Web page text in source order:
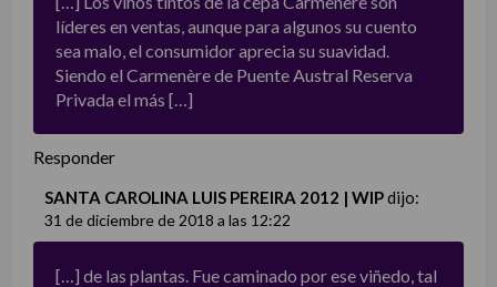
líderes en ventas, aunque para algunos su cuento
sea malo, el consumidor aprecia su suavidad.
Siendo el Carmenère de Puente Austral Reserva
Privada el más […]
Responder
SANTA CAROLINA LUIS PEREIRA 2012 | WIPdijo:
31 de diciembre de 2018 a las 12:22
[…] de las plantas. Fue caminado por ese viñedo, tal